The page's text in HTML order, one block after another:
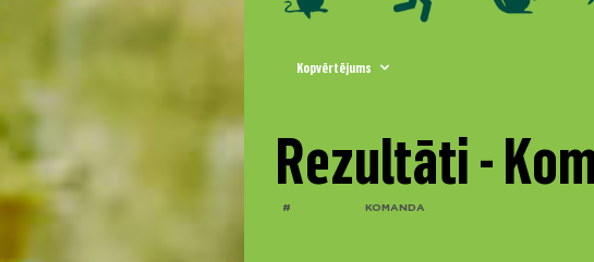
Kopvērtējums
Rezultāti -
# KOMANDA